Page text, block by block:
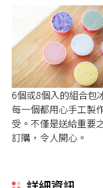
6個或8個入的組合包
每一個都用心手工製
受。不僅是送給重要
訂購，令人開心。